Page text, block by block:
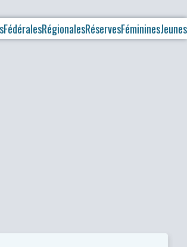
FédéralesRégionalesRéservesFémininesJeunes